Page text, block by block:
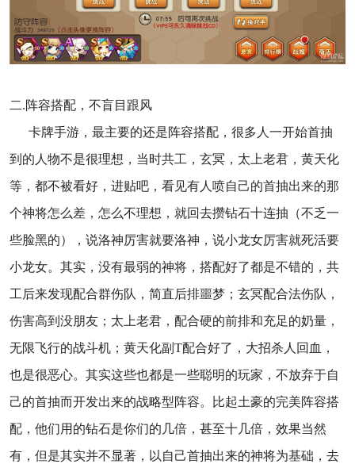
二.阵容搭配，不盲目跟风
卡牌手游，最主要的还是阵容搭配，很多人一开始首抽
到的人物不是很理想，当时共工，玄冥，太上老君，黄天化
等，都不被看好，进贴吧，看见有人喷自己的首抽出来的那
个神将怎么差，怎么不理想，就回去攒钻石十连抽（不乏一
些脸黑的），说洛神厉害就要洛神，说小龙女厉害就死活要
小龙女。其实，没有最弱的神将，搭配好了都是不错的，共
工后来发现配合群伤队，简直后排噩梦；玄冥配合法伤队，
伤害高到没朋友；太上老君，配合硬的前排和充足的奶量，
无限飞行的战斗机；黄天化副T配合好了，大招杀人回血，
也是很恶心。其实这些也都是一些聪明的玩家，不放弃于自
己的首抽而开发出来的战略型阵容。比起土豪的完美阵容搭
配，他们用的钻石是你们的几倍，甚至十几倍，效果当然
有，但是其实并不显著，以自己首抽出来的神将为基础，去